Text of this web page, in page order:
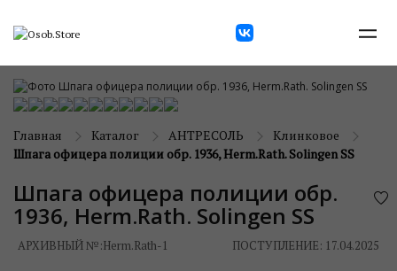
Главная Каталог АНТРЕСОЛЬ
Клинковое
Шпага офицера полиции обр. 1936, Herm.Rath. Solingen SS
Шпага офицера полиции обр.
1936, Herm.Rath. Solingen SS
АРХИВНЫЙ №:Herm.Rath-1 ПОСТУПЛЕНИЕ: 17.04.2025